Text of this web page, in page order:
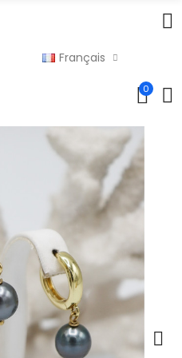
Français
0